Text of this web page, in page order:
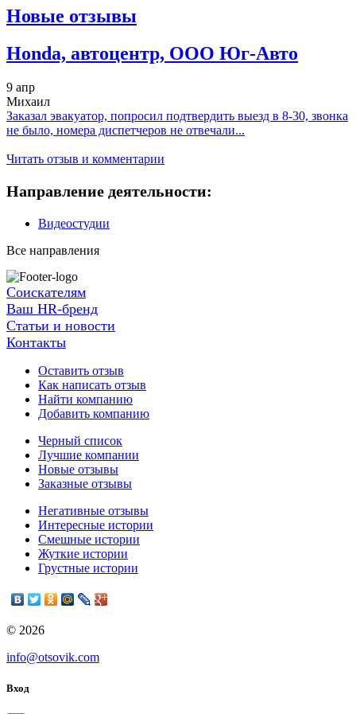
Новые отзывы
Honda, автоцентр, ООО Юг-Авто
9 апр
Михаил
Заказал эвакуатор, попросил подтвердить выезд в 8-30, звонка
не было, номера диспетчеров не отвечали...
Читать отзыв и комментарии
Направление деятельности:
Видеостудии
Все направления
Соискателям
Ваш HR-бренд
Статьи и новости
Контакты
Оставить отзыв
Как написать отзыв
Найти компанию
Добавить компанию
Черный список
Лучшие компании
Новые отзывы
Заказные отзывы
Негативные отзывы
Интересные истории
Смешные истории
Жуткие истории
Грустные истории
© 2026
info@otsovik.com
Вход